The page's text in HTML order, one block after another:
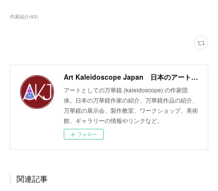
作家紹介(43)
Art Kaleidoscope Japan 日本のアート万華鏡の作家団体
アートとしての万華鏡 (kaleidoscope) の作家団
体。日本の万華鏡作家の紹介、万華鏡作品の紹介、
万華鏡の展示会、製作教室、ワークショップ、美術
館、ギャラリーの情報やリンクなど。
フォロー
関連記事